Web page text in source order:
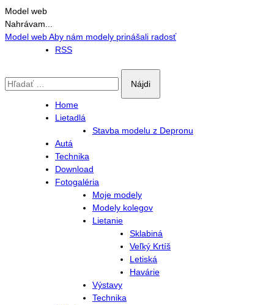
Model web
Nahrávam...
Prejsť
Model webAby nám modely prinášali radosť
RSS
Home
Lietadlá
Stavba modelu z Depronu
Autá
Technika
Download
Fotogaléria
Moje modely
Modely kolegov
Lietanie
Sklabiná
Veľký Krtíš
Letiská
Havárie
Výstavy
Technika